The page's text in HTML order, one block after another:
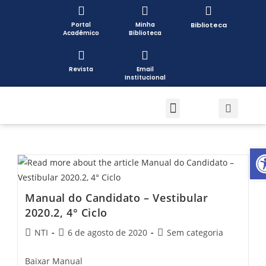
Portal
Acadêmico
Minha
Biblioteca
Biblioteca
Revista
Email
Institucional
Manual do Candidato – Vestibular
2020.2, 4° Ciclo
NTI 6 de agosto de 2020 Sem categoria
Baixar Manual
Open toolbar